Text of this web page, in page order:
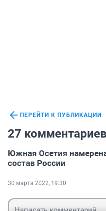
ПЕРЕЙТИ К ПУБЛИКАЦИИ
27
Южная Осетия
состав России
30 марта 2022, 19:30